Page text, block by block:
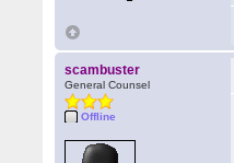
scambuster
General Counsel
Offline